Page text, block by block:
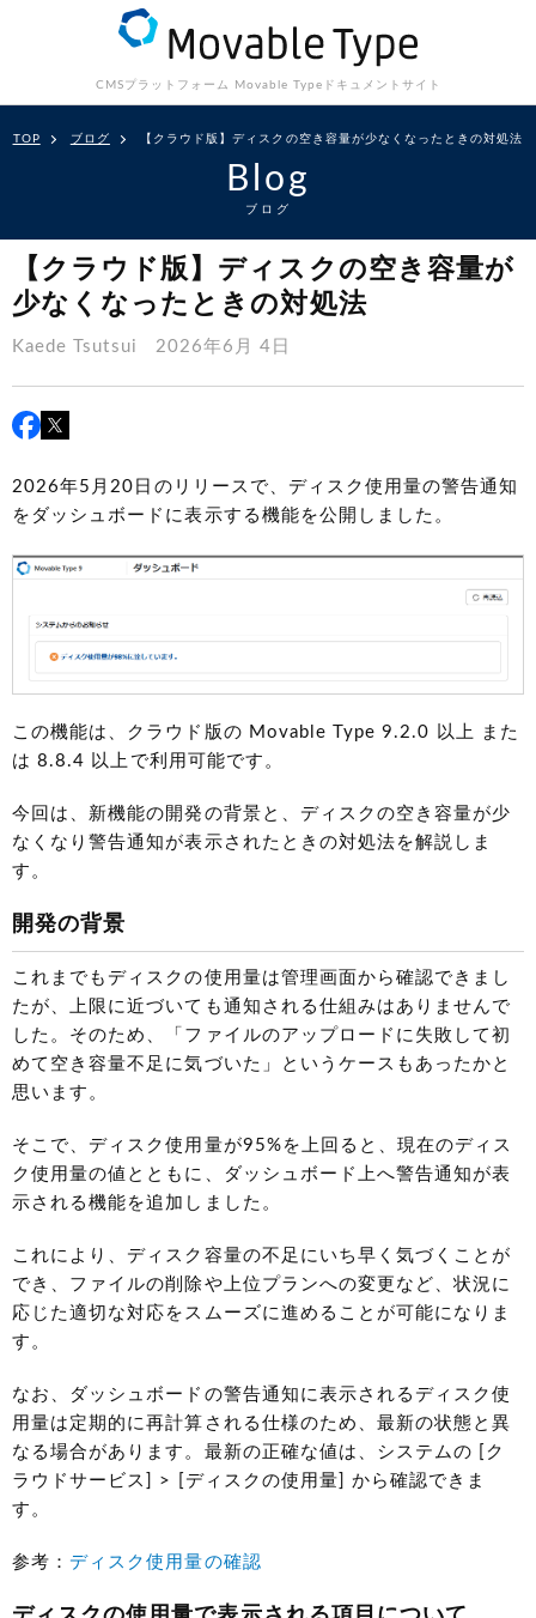
CMSプラットフォーム Movable Type ドキュメントサイト
TOP ブログ 【クラウド版】ディスクの空き容量が少なくなったときの対処法
Blog
ブログ
【クラウド版】ディスクの空き容量が
少なくなったときの対処法
Kaede Tsutsui 2026年6月 4日
2026年5月20日のリリースで、ディスク使用量の警告通知
をダッシュボードに表示する機能を公開しました。
この機能は、クラウド版の Movable Type 9.2.0 以上 また
は 8.8.4 以上で利用可能です。
今回は、新機能の開発の背景と、ディスクの空き容量が少
なくなり警告通知が表示されたときの対処法を解説しま
す。
開発の背景
これまでもディスクの使用量は管理画面から確認できまし
たが、上限に近づいても通知される仕組みはありませんで
した。そのため、「ファイルのアップロードに失敗して初
めて空き容量不足に気づいた」というケースもあったかと
思います。
そこで、ディスク使用量が95%を上回ると、現在のディス
ク使用量の値とともに、ダッシュボード上へ警告通知が表
示される機能を追加しました。
これにより、ディスク容量の不足にいち早く気づくことが
でき、ファイルの削除や上位プランへの変更など、状況に
応じた適切な対応をスムーズに進めることが可能になりま
す。
なお、ダッシュボードの警告通知に表示されるディスク使
用量は定期的に再計算される仕様のため、最新の状態と異
なる場合があります。最新の正確な値は、システムの [ク
ラウドサービス] > [ディスクの使用量] から確認できま
す。
参考： ディスク使用量の確認